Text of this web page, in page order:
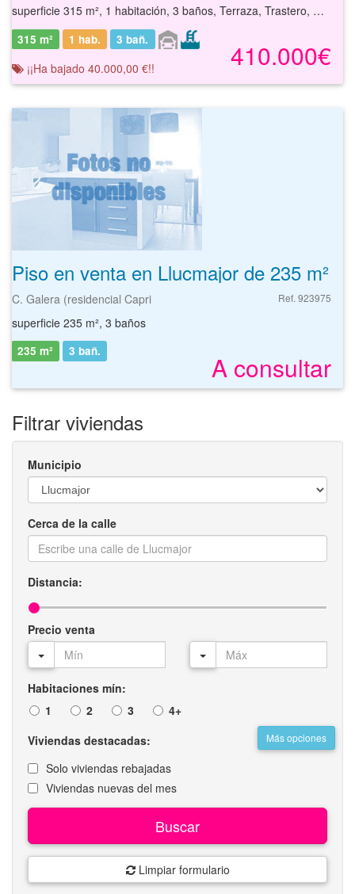
superficie 315 m², 1 habitación, 3 baños, Terraza, Trastero, Garaje, Jardín, Piscina
410.000€
315 m² 1 hab. 3 bañ.
¡¡Ha bajado 40.000,00 €!!
Piso en venta en Llucmajor de 235 m²
C. Galera (residencial Capri Ref. 923975
superficie 235 m², 3 baños
A consultar
235 m² 3 bañ.
Filtrar viviendas
Municipio
Cerca de la calle
Distancia:
Precio venta
Habitaciones mín:
1
2 3 4+
Más opciones
Viviendas destacadas:
Solo viviendas rebajadas
Viviendas nuevas del mes
Buscar
Limpiar formulario